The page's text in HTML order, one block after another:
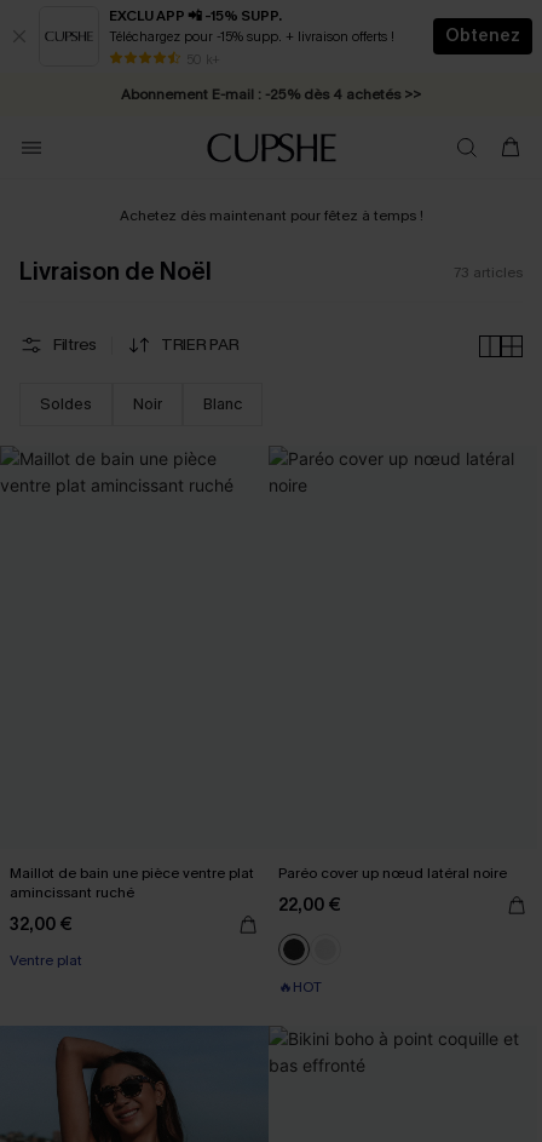
EXCLU APP 📲 -15% SUPP.
Téléchargez pour -15% supp. + livraison offerts !
50 k+
Obtenez
* Livraison éclair 2-3 jours ouvrés >>
Abonnement E-mail : -25% dès 4 achetés >>
Achetez dès maintenant pour fêtez à temps !
Livraison de Noël 73 articles
Filtres TRIER PAR
Soldes Noir Blanc
Maillot de bain une pièce ventre plat
amincissant ruché
32,00 €
Ventre plat
Paréo cover up nœud latéral noire
22,00 €
🔥HOT